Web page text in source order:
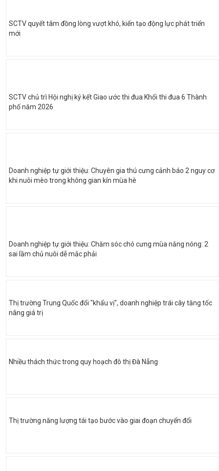
SCTV quyết tâm đồng lòng vượt khó, kiến tạo động lực phát triển
mới
SCTV chủ trì Hội nghị ký kết Giao ước thi đua Khối thi đua 6 Thành
phố năm 2026
Doanh nghiệp tự giới thiệu: Chuyên gia thú cưng cảnh báo 2 nguy cơ
khi nuôi mèo trong không gian kín mùa hè
Doanh nghiệp tự giới thiệu: Chăm sóc chó cưng mùa nắng nóng: 2
sai lầm chủ nuôi dễ mắc phải
Thị trường Trung Quốc đổi "khẩu vị", doanh nghiệp trái cây tăng tốc
nâng giá trị
Nhiều thách thức trong quy hoạch đô thị Đà Nẵng
Thị trường năng lượng tái tạo bước vào giai đoạn chuyển đổi